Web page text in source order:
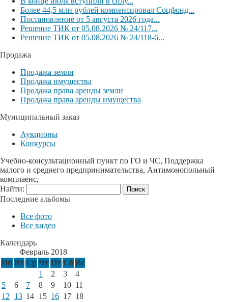
Более 44,5 млн рублей компенсировал Соцфонд...
Постановление от 5 августа 2026 года...
Решение ТИК от 05.08.2026 № 24/117...
Решение ТИК от 05.08.2026 № 24/118-6...
Продажа
Продажа земли
Продажа имущества
Продажа права аренды земли
Продажа права аренды имущества
Муниципальный заказ
Аукционы
Конкурсы
Учебно-консультационный пункт по ГО и ЧС, Поддержка
малого и среднего предпринимательства, Антимонопольный
комплаенс,
Найти:
Последние альбомы
Все фото
Все видео
Календарь
Февраль 2018
Пн Вт Ср Чт Пт Сб Вс
1 2 3
4
5
6 7 8 9 10 11
12
13 14 15 16 17 18